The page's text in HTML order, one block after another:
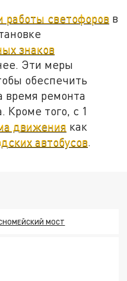
работы светофоров в
знаков
Эти меры
обеспечить
время ремонта
Кроме того, с 1
движения как
автобусов.
МОСТ